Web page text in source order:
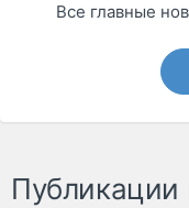
Все главные
Публикации